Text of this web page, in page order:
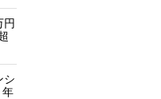
円
シ
年